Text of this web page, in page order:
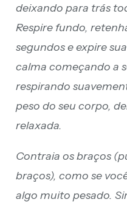
deixando para trás
Respire fundo,
segundos e expire
calma começando a
respirando
peso do seu corpo,
relaxada.
Contraia os braços
braços), como se
algo muito pesado.